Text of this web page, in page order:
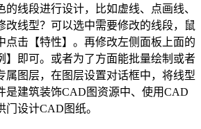
的线段进行设计，比如虚线、点画线、
改线型？可以选中需要修改的线段，鼠
点击【特性】。再修改左侧面板上面的
】即可。或者为了方面能批量绘制或者
属图层，在图层设置对话框中，将线型
是建筑装饰CAD 图资源中、使用CAD
设计CAD图纸。